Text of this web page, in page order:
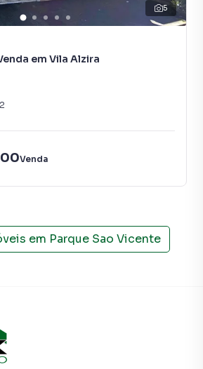
5
em Vila Alzira
2
Venda
em Parque Sao Vicente